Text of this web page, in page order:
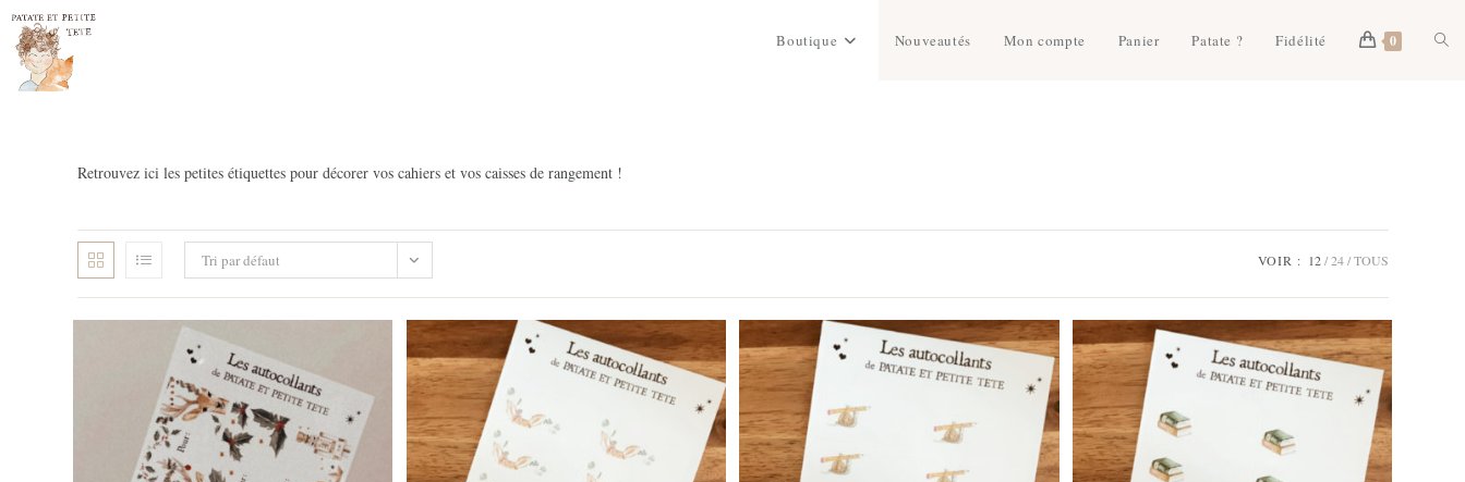
Skip
content
Boutique Nouveautés Mon compte Panier Patate ? Fidélité 0
Retrouvez ici les petites étiquettes pour décorer vos cahiers et vos caisses de rangement !
Tri par défaut VOIR : 12 24 TOUS